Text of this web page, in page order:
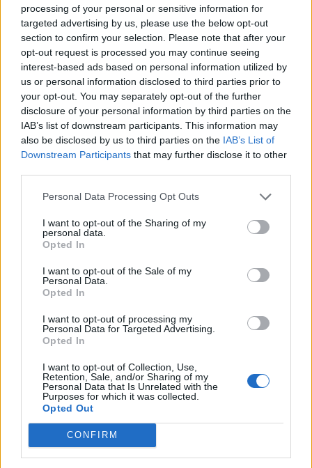
processing of your personal or sensitive information for
targeted advertising by us, please use the below opt-out
section to confirm your selection. Please note that after your
opt-out request is processed you may continue seeing
interest-based ads based on personal information utilized by
us or personal information disclosed to third parties prior to
your opt-out. You may separately opt-out of the further
disclosure of your personal information by third parties on the
IAB’s list of downstream participants. This information may
also be disclosed by us to third parties on the IAB’s List of
Downstream Participants that may further disclose it to other
Personal Data Processing Opt Outs
I want to opt-out of the Sharing of my
personal data.
Opted In
I want to opt-out of the Sale of my
Personal Data.
Opted In
I want to opt-out of processing my
Personal Data for Targeted Advertising.
Opted In
I want to opt-out of Collection, Use,
Retention, Sale, and/or Sharing of my
Personal Data that Is Unrelated with the
Purposes for which it was collected.
Opted Out
CONFIRM
Најновиот руски напад, во кој беа соборени 11
од 30 балистички ракети, покажува дека
заштитата на големите градови останува
делумна и кревка.
Второтониво е политичкиот притисок врз
Трамп, бидејќи јавното барање тешко поминува
без последици во американскиот (и
поширокиот) политички простор.
Третотониво се однесува на подготовката на
теренот. Доколку Русија навистина ги засили
нападите врз Киев, Зеленски сака одговорноста
за недостигот на пресретнувачи да биде јасно
престолнини.
Писмото содржи и многу внимателно одбрани
Зеленски потсетува дека Трамп ја одобрил
испораката на ракетите „Џавелин“ на Украина
помогнала да се запрат руските тенковски
конвои во 2022 година. Тој го споменува
правилата на играта“, благодарение на
ATACMS, Bradley и F-16.
Таквиот инвентар на американско оружје има
јасна цел. Зеленски се обидува да го убеди
Трамп дека американското оружје носи
резултати, дека американската технологија ја